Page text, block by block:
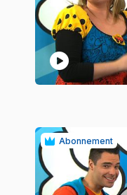
play_circle
Abonnement